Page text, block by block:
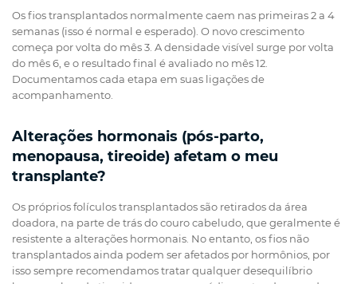
Os fios transplantados normalmente caem nas primeiras 2 a 4
semanas (isso é normal e esperado). O novo crescimento
começa por volta do mês 3. A densidade visível surge por volta
do mês 6, e o resultado final é avaliado no mês 12.
Documentamos cada etapa em suas ligações de
acompanhamento.
Alterações hormonais (pós-parto,
menopausa, tireoide) afetam o meu
transplante?
Os próprios folículos transplantados são retirados da área
doadora, na parte de trás do couro cabeludo, que geralmente é
resistente a alterações hormonais. No entanto, os fios não
transplantados ainda podem ser afetados por hormônios, por
isso sempre recomendamos tratar qualquer desequilíbrio